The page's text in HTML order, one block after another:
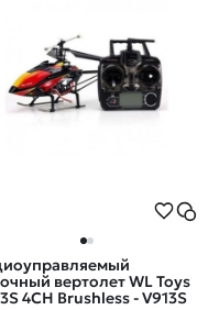
вертолет WL Toys
4CH Brushless - V913S